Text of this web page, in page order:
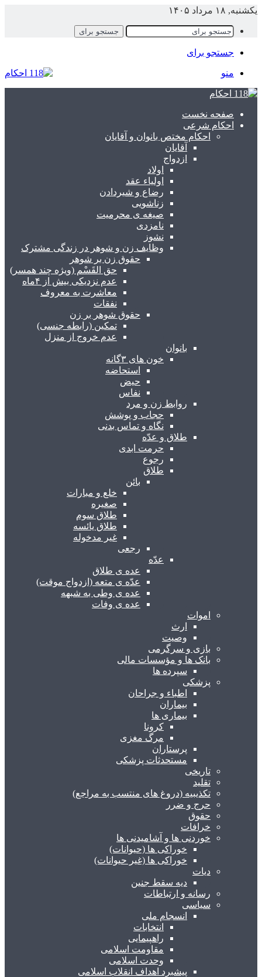
۱۸ مرداد ۱۴۰۵
جستجو برای
جستجو برای
منو
صفحه نخست
احکام شرعی
احکام مختص بانوان و آقایان
آقایان
ازدواج
اولاد
اولیاء عقد
رضاع و شیردادن
زناشویی
صیغه ی محرمیت
نامزدی
نشوز
وظایف زن و شوهر در زندگی مشترک
حقوق زن بر شوهر
حق القَسْم (ویژه چند همسر)
عدم نزدیکی بیش از ۴ماه
معاشرت به معروف
نفقات
حقوق شوهر بر زن
تمکین (رابطه جنسی)
عدم خروج از منزل
بانوان
خون های ۳گانه
استحاضه
حیض
نفاس
روابط زن و مرد
حجاب و پوشش
نگاه و تماس بدنی
طلاق و عدّه
حرمت ابدی
رجوع
طلاق
بائن
خلع و مبارات
صغیره
طلاق سوم
طلاق یائسه
غیر مدخوله
رجعی
عدّه
عده ی طلاق
عدّه ی متعه (ازدواج موقت)
عده ی وطی به شبهه
عده ی وفات
اموات
ارث
وصیت
بازی و سرگرمی
بانک ها و مؤسسات مالی
سپرده ها
پزشکی
اطباء و جراحان
بیماران
بیماری ها
کرونا
مرگ مغزی
پرستاران
مستحدثات پزشکی
تاریخی
تقلید
تکذیبیه (دروغ های منتسب به مراجع)
حرج و ضرر
حقوق
خرافات
خوردنی ها و آشامیدنی ها
خوراکی ها (حیوانات)
خوراکی ها (غیر حیوانات)
دیات
دیه سقط جنین
رسانه و ارتباطات
سیاسی
انسجام ملی
انتخابات
راهپیمایی
مقاومت اسلامی
وحدت اسلامی
پیشبرد اهداف انقلاب اسلامی